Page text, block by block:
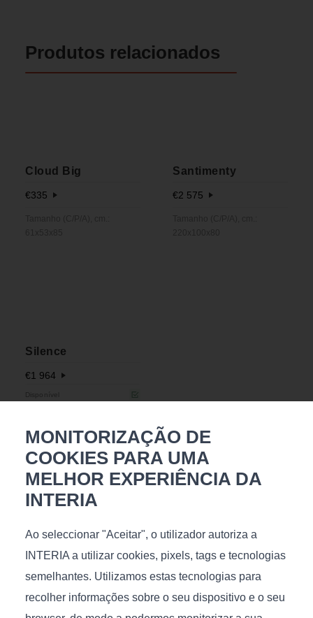
Produtos relacionados
Cloud Big
€335
Santimenty
€2 575
Silence
€1 964
Disponível
226x204x97
Talvez goste
MONITORIZAÇÃO DE
COOKIES PARA UMA
MELHOR EXPERIÊNCIA DA
INTERIA
Ao seleccionar "Aceitar", o utilizador autoriza a
INTERIA a utilizar cookies, pixels, tags e tecnologias
semelhantes. Utilizamos estas tecnologias para
recolher informações sobre o seu dispositivo e o seu